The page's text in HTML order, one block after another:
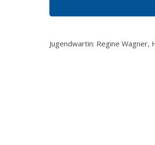
Jugendwartin: Regine Wagner,